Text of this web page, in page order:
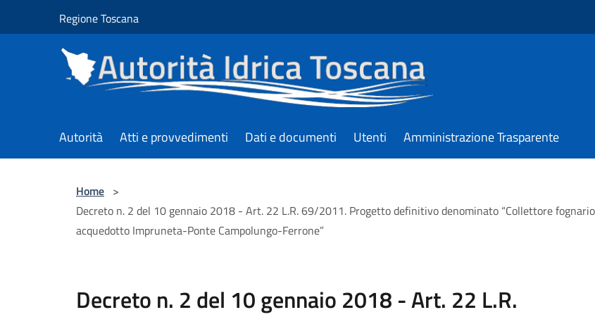
Regione Toscana
Autorità Atti e provvedimenti Dati e documenti Utenti Amministrazione Trasparente
Home >
Decreto n. 2 del 10 gennaio 2018 - Art. 22 L.R. 69/2011. Progetto definitivo denominato “Collettore
acquedotto Impruneta-Ponte Campolungo-Ferrone”
Decreto n. 2 del 10 gennaio 2018 - Art. 22 L.R.